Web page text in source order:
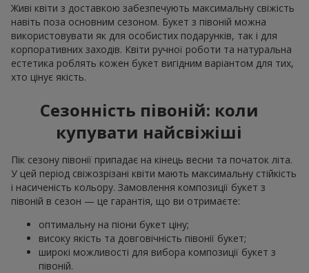
Живі квіти з доставкою забезпечують максимальну свіжість
навіть поза основним сезоном. Букет з півоній можна
використовувати як для особистих подарунків, так і для
корпоративних заходів. Квіти ручної роботи та натуральна
естетика роблять кожен букет вигідним варіантом для тих,
хто цінує якість.
Сезонність півоній: коли
купувати найсвіжіші
Пік сезону півонії припадає на кінець весни та початок літа.
У цей період свіжозрізані квіти мають максимальну стійкість
і насиченість кольору. Замовлення композиції букет з
півоній в сезон — це гарантія, що ви отримаєте:
оптимальну на піони букет ціну;
високу якість та довговічність півонії букет;
широкі можливості для вибора композиції букет з
півоній.